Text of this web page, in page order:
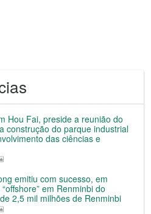
Hou Fai, preside a reunião do
construção do parque industrial
das ciências e
emitiu com sucesso, em
em Renminbi do
2,5 mil milhões de Renminbi